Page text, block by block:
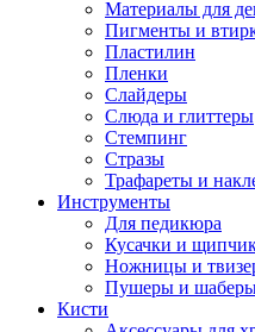
Материалы для
Пигменты и
Пластилин
Пленки
Слайдеры
Слюда и глиттеры
Стемпинг
Стразы
Трафареты и
Инструменты
Для педикюра
Кусачки и
Ножницы и
Пушеры и
Кисти